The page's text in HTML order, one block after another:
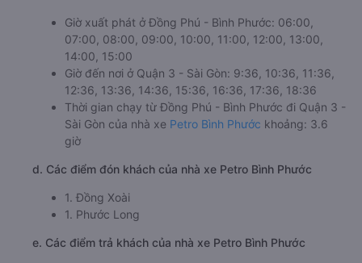
Giờ xuất phát ở Đồng Phú - Bình Phước: 06:00,
07:00, 08:00, 09:00, 10:00, 11:00, 12:00, 13:00,
14:00, 15:00
Giờ đến nơi ở Quận 3 - Sài Gòn: 9:36, 10:36, 11:36,
12:36, 13:36, 14:36, 15:36, 16:36, 17:36, 18:36
Thời gian chạy từ Đồng Phú - Bình Phước đi Quận 3 -
Sài Gòn của nhà xe Petro Bình Phước khoảng: 3.6
giờ
d. Các điểm đón khách của nhà xe Petro Bình Phước
1. Đồng Xoài
1. Phước Long
e. Các điểm trả khách của nhà xe Petro Bình Phước